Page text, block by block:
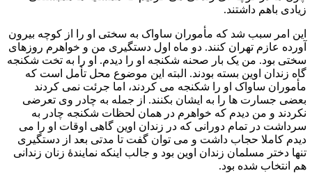
زیادی باهم داشتند.
این امر سبب شد که مأموران ساواک به سختی او را از کوچه بیرون
آورده عازم تهران کنند. دو ماه اول دستگیری من و خواهرم روزهای
سختی بود. من یک بار صحنه شکنجه او را دیدم. او را به تخت شکنجه
گاه زندان اوین بسته بودند. البته این موضوع محل تأمل است که
مأموران ساواک او را شکنجه می کردند، اما جرئت نمی کردند
بعضی جسارت ها را به ایشان بکنند. از جمله به چادر وی تعرضی
نکردند و من دیدم که خواهرم در همان لحظات شکنجه چادر به
سرداشت در تمام دورانی که در زندان اوین گاهی اوقات او را می
دیدم کاملا حجاب داشت و می توان گفت تا مدتی بعد از دستگیری
تنها دختر مسلمان زندان اوین بود و جالب اینکه نمایندهٔ زنان زندانی
هم انتخاب شده بود.